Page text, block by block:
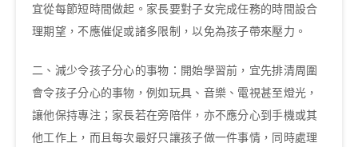
宜從每節短時間做起。家長要對子女完成任務的時間設合
理期望，不應催促或諸多限制，以免為孩子帶來壓力。
二、減少令孩子分心的事物：開始學習前，宜先排清周圍
會令孩子分心的事物，例如玩具、音樂、電視甚至燈光，
讓他保持專注；家長若在旁陪伴，亦不應分心到手機或其
他工作上，而且每次最好只讓孩子做一件事情，同時處理